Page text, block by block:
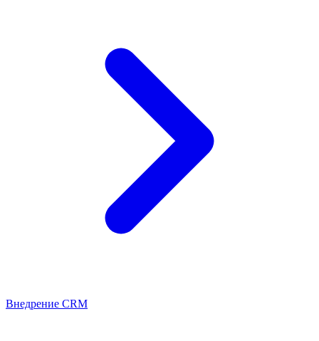
Внедрение CRM